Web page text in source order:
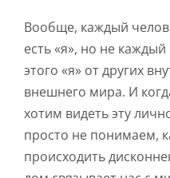
Вообще, каждый
есть «я», но не
этого «я» от других
внешнего мира. И
хотим видеть эту
просто не понимаем,
происходить